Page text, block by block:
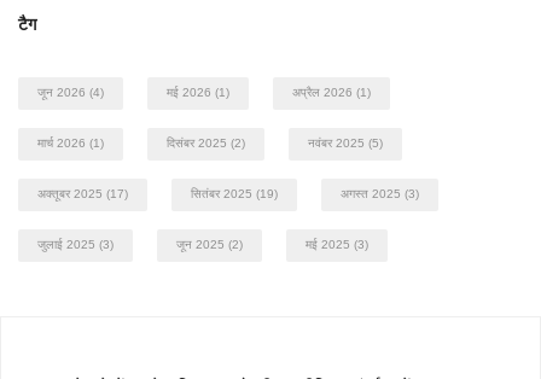
टैग
जून 2026 (4) मई 2026 (1) अप्रैल 2026 (1)
मार्च 2026 (1) दिसंबर 2025 (2) नवंबर 2025 (5)
अक्तूबर 2025 (17) सितंबर 2025 (19) अगस्त 2025 (3)
जुलाई 2025 (3) जून 2025 (2) मई 2025 (3)